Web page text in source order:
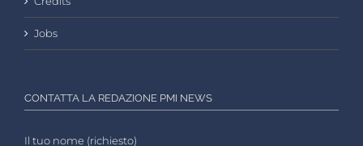
Jobs
CONTATTA LA REDAZIONE PMI NEWS
Il tuo nome (richiesto)